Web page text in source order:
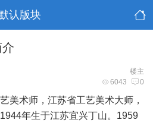
认版块
楼主
6043 0
术师，江苏省工艺美术大师，
年生于江苏宜兴丁山。1959